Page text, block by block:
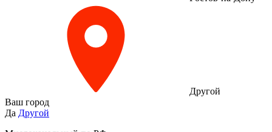
Другой
Ваш город
Да Другой